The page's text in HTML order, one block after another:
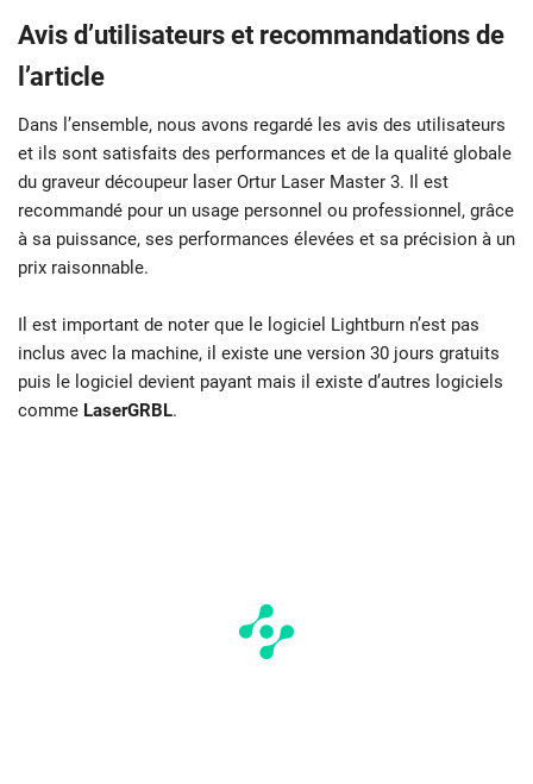
Avis d’utilisateurs et recommandations de
l’article
Dans l’ensemble, nous avons regardé les avis des utilisateurs
et ils sont satisfaits des performances et de la qualité globale
du graveur découpeur laser Ortur Laser Master 3. Il est
recommandé pour un usage personnel ou professionnel, grâce
à sa puissance, ses performances élevées et sa précision à un
prix raisonnable.
Il est important de noter que le logiciel Lightburn n’est pas
inclus avec la machine, il existe une version 30 jours gratuits
puis le logiciel devient payant mais il existe d’autres logiciels
comme LaserGRBL.